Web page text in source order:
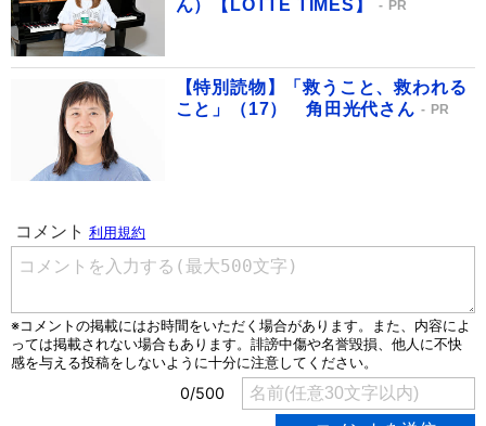
ん）【LOTTE TIMES】
PR
【特別読物】「救うこと、救われる
こと」（17） 角田光代さん
PR